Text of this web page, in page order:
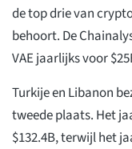
de top drie van
behoort. De
VAE jaarlijks voor
Turkije en Libanon
tweede plaats. Het
$132.4B, terwijl het